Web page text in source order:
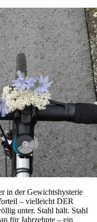
in der Gewichtshysterie
– vielleicht DER
unter. Stahl hält. Stahl
für Jahrzehnte – ein